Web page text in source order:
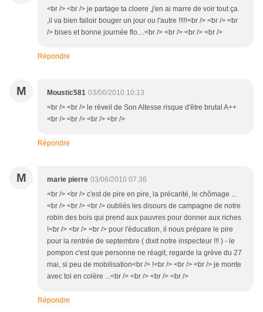
<br /> <br /> je partage ta cloere ,j'en ai marre de voir tout ça
,il va bien falloir bouger un jour ou l'autre !!!!!<br /> <br /> <br
/> bises et bonne journée flo....<br /> <br /> <br /> <br />
Répondre
M Moustic581 03/06/2010 10:13
<br /> <br /> le réveil de Son Altesse risque d'être brutal A++
<br /> <br /> <br /> <br />
Répondre
M marie pierre 03/06/2010 07:36
<br /> <br /> c'est de pire en pire, la précarité, le chômage ...
<br /> <br /> <br /> oubliés les disours de campagne de notre
robin des bois qui prend aux pauvres pour donner aux riches
!<br /> <br /> <br /> pour l'éducation, il nous prépare le pire
pour la rentrée de septembre ( dixit notre inspecteur !!! ) - le
pompon c'est que personne ne réagit, regarde la grève du 27
mai, si peu de mobilisation<br /> !<br /> <br /> <br /> je monte
avec toi en colère ...<br /> <br /> <br /> <br />
Répondre